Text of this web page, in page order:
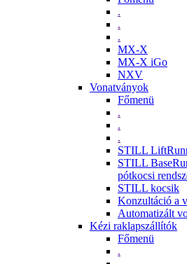
.
.
.
MX-X
MX-X iGo
NXV
Vonatványok
Főmenü
.
.
.
STILL
STILL
pótkocsi
STILL kocsik
Konzultáció a
Automatizált
Kézi raklapszállítók
Főmenü
.